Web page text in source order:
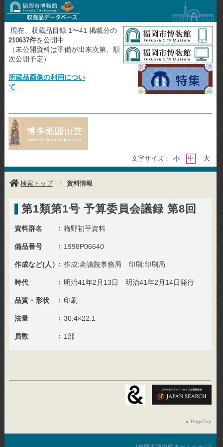
現在、収蔵品目録 1〜41 掲載分の
210637件を公開中
（未公開資料は準備が出来次第、順
次公開予定）
所蔵品画像の利用につい
て
文字サイズ： 小 中 大
検索トップ 資料情報
第1類第1号 予算委員会議録 第8回
資料群名 梅野初平資料
備品番号 1998P06640
作成など(人） 作成:衆議院事務局 印刷:印刷局
時代 明治41年2月13日 明治41年2月14日発行
品質・形状 印刷
法量 30.4×22.1
員数 1部
PageTop